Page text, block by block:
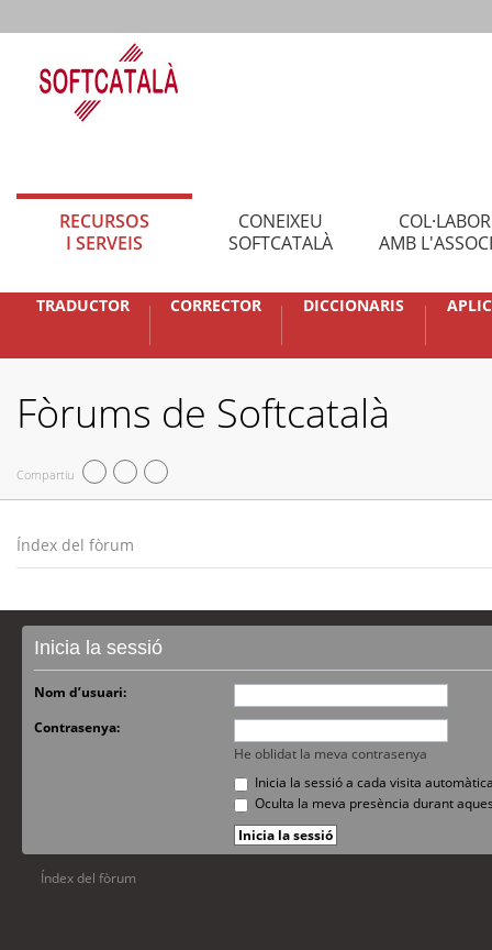
RECURSOS
I SERVEIS
CONEIXEU
SOFTCATALÀ
AMB
TRADUCTOR CORRECTOR DICCIONARIS
Fòrums de Softcatalà
Compartiu
Índex del fòrum
Inicia la sessió
Nom d’usuari:
Contrasenya:
He oblidat la meva contrasenya
Inicia la sessió a cada visita
Oculta la meva presència durant
Índex del fòrum